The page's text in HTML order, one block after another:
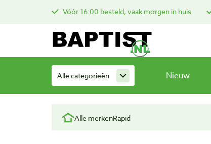
Vóór 16:00 besteld, vaak morgen in huis
Alle categorieën Nieuw
Alle merkenRapid